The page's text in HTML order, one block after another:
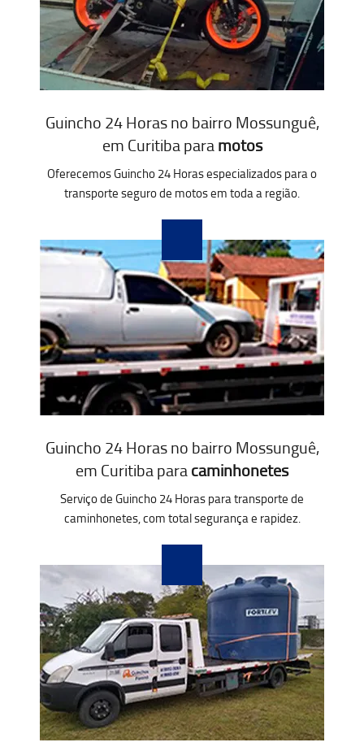
Guincho 24 Horas no bairro Mossunguê,
em Curitiba paramotos
Oferecemos Guincho 24 Horas especializados para o
transporte seguro de motos em toda a região.
Guincho 24 Horas no bairro Mossunguê,
em Curitiba paracaminhonetes
Serviço de Guincho 24 Horas para transporte de
caminhonetes, com total segurança e rapidez.